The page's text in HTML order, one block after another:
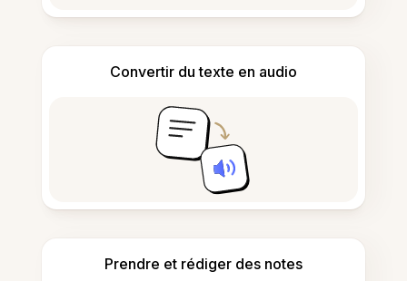
Convertir du texte en audio
Prendre et rédiger des notes